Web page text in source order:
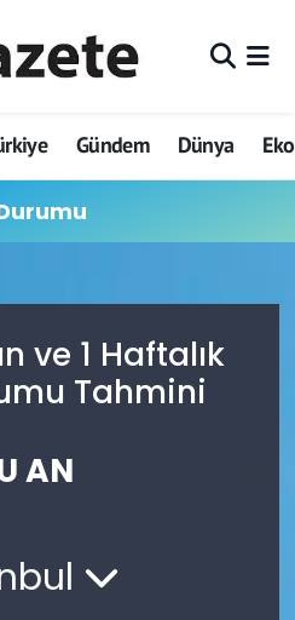
Gündem Dünya
ve 1 Haftalık
Tahmini
AN
ve Fikstür